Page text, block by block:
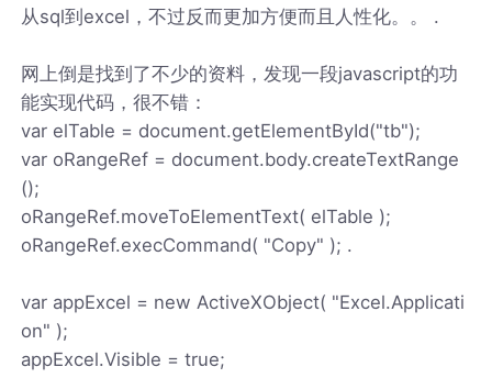
从sql到excel，不过反而更加方便而且人性化。。 .
网上倒是找到了不少的资料，发现一段javascript的功
能实现代码，很不错：
var elTable = document.getElementById("tb");
var oRangeRef = document.body.createTextRange
();
oRangeRef.moveToElementText( elTable );
oRangeRef.execCommand( "Copy" ); .
var appExcel = new ActiveXObject( "Excel.Applicati
on" );
appExcel.Visible = true;